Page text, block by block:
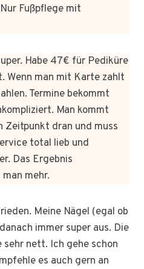
Fußpflege mit
Habe 47€ für Pediküre
Wenn man mit Karte zahlt
Termine bekommt
Man kommt
Zeitpunkt dran und muss
total lieb und
Das Ergebnis
mehr.
Meine Nägel (egal ob
immer super aus. Die
nett. Ich gehe schon
es auch gern an